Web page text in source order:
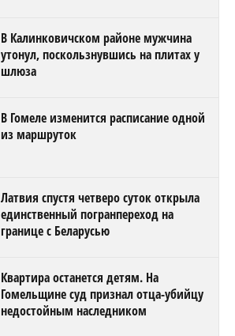
В Калинковичском районе мужчина
утонул, поскользнувшись на плитах у
шлюза
В Гомеле изменится расписание одной
из маршруток
Латвия спустя четверо суток открыла
единственный погранпереход на
границе с Беларусью
Квартира останется детям. На
Гомельщине суд признал отца-убийцу
недостойным наследником